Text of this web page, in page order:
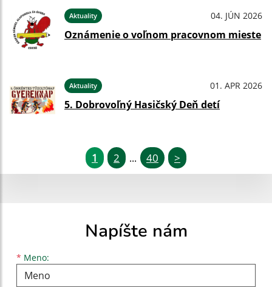
Aktuality 04. JÚN 2026
Oznámenie o voľnom pracovnom mieste
Aktuality 01. APR 2026
5. Dobrovoľný Hasičský Deň detí
1 2 ... 40 >
Napíšte nám
* Meno:
Meno
Priezvisko
E-mailová adresa